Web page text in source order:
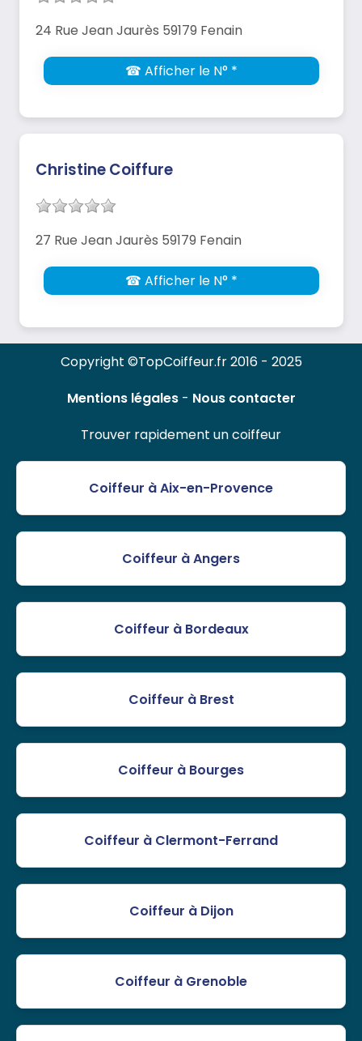
24 Rue Jean Jaurès 59179 Fenain
☎ Afficher le N° *
Christine Coiffure
27 Rue Jean Jaurès 59179 Fenain
☎ Afficher le N° *
Copyright ©TopCoiffeur.fr 2016 - 2025
Mentions légales- Nous contacter
Trouver rapidement un coiffeur
Coiffeur à Aix-en-Provence
Coiffeur à Angers
Coiffeur à Bordeaux
Coiffeur à Brest
Coiffeur à Bourges
Coiffeur à Clermont-Ferrand
Coiffeur à Dijon
Coiffeur à Grenoble